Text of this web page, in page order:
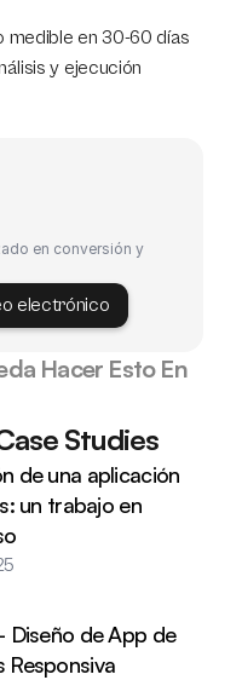
medible en 30-60 días
y ejecución
en conversión y
electrónico
Hacer Esto En
Studies
de una aplicación
un trabajo en
Diseño de App de
Responsiva